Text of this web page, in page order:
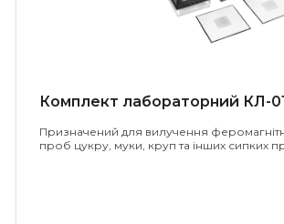
Комплект лабораторний КЛ-
Призначений для вилучення
проб цукру, муки, круп та інших сипких